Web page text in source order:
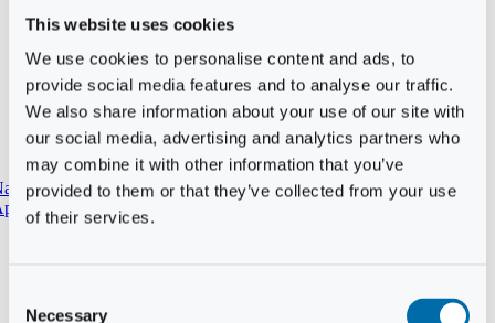
This website uses cookies
We use cookies to personalise content and ads, to
provide social media features and to analyse our traffic.
We also share information about your use of our site with
our social media, advertising and analytics partners who
may combine it with other information that you’ve
provided to them or that they’ve collected from your use
of their services.
Necessary
til punkttællinger